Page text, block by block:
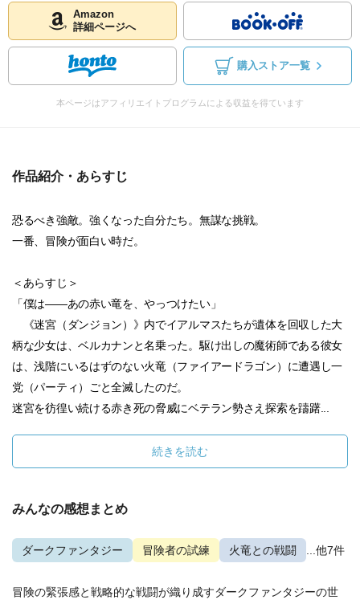
Amazon
詳細ページへ
購入ストア一覧
本ページはアフィリエイトプログラムによる収益を得ています
作品紹介・あらすじ
恐るべき強敵。強くなった自分たち。無謀な挑戦。
一番、冒険が面白い時だ。
＜あらすじ＞
「僕は――あの赤い竜を、やっつけたい」
《迷宮（ダンジョン）》内でイアルマスたちが遺体を回収した大
柄な少女は、ベルカナンと名乗った。駆け出しの魔術師である彼女
は、浅階にいるはずのない火竜（ファイアードラゴン）に遭遇し一
党（パーティ）ごと全滅したのだ。
迷宮を彷徨い続ける赤き死の脅威にベテラン勢さえ探索を躊躇...
続きを読む
みんなの感想まとめ
ダークファンタジー 冒険者の試練 火竜との戦闘 ...他7件
冒険の緊張感と戦略的な戦闘が織り成すダークファンタジーの世